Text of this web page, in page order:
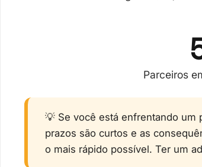
Parceiros
💡 Se você está enfrentando um
prazos são curtos e as
o mais rápido possível. Ter um